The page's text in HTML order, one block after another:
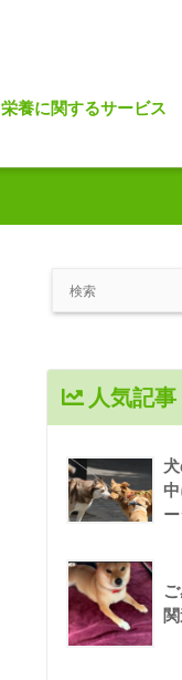
栄養に関するサービス
人気記事